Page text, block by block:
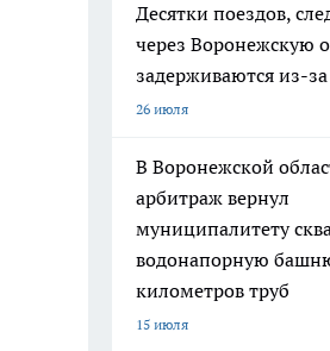
Десятки поездов,
через Воронежскую
задерживаются из-
26 июля
В Воронежской
арбитраж вернул
муниципалитету
водонапорную
километров труб
15 июля